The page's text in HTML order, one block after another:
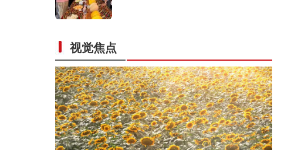
视觉焦点
打通丝路跨境自驾新通道！2026环塔丝路集结赛即将启幕